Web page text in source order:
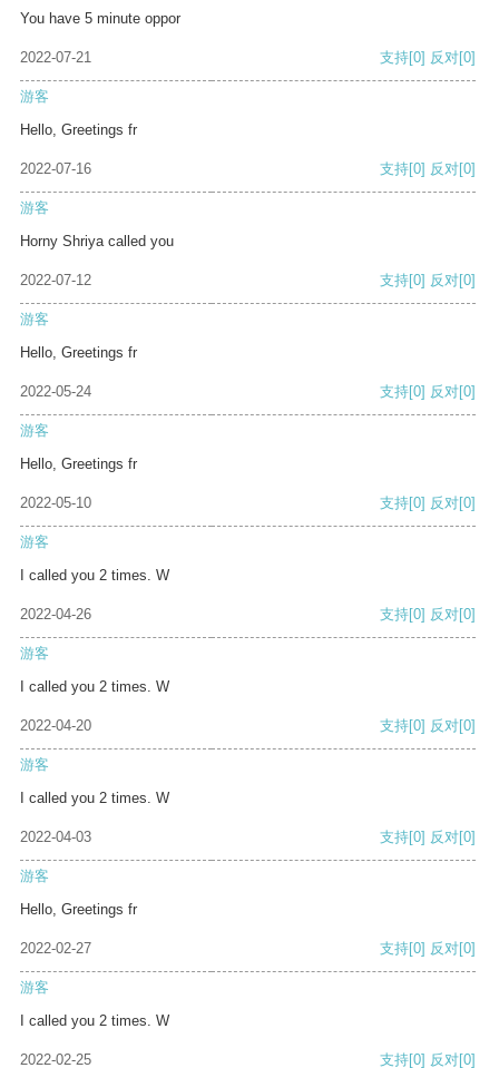
You have 5 minute oppor
2022-07-21 支持[0] 反对[0]
游客
Hello, Greetings fr
2022-07-16 支持[0] 反对[0]
游客
Horny Shriya called you
2022-07-12 支持[0] 反对[0]
游客
Hello, Greetings fr
2022-05-24 支持[0] 反对[0]
游客
Hello, Greetings fr
2022-05-10 支持[0] 反对[0]
游客
I called you 2 times. W
2022-04-26 支持[0] 反对[0]
游客
I called you 2 times. W
2022-04-20 支持[0] 反对[0]
游客
I called you 2 times. W
2022-04-03 支持[0] 反对[0]
游客
Hello, Greetings fr
2022-02-27 支持[0] 反对[0]
游客
I called you 2 times. W
2022-02-25 支持[0] 反对[0]